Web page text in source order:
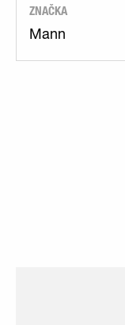
ZNAČKA
Mann